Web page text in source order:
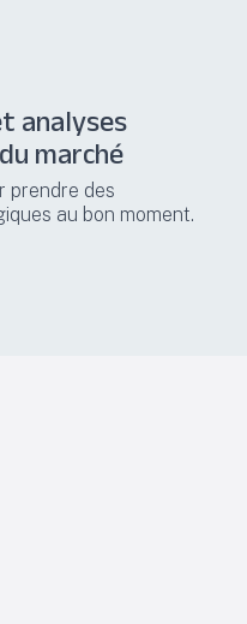
analyses
marché
prendre des
au bon moment.